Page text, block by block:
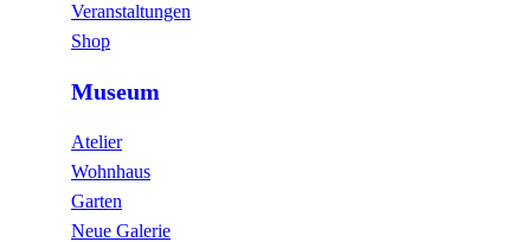
Veranstaltungen
Shop
Museum
Atelier
Wohnhaus
Garten
Neue Galerie